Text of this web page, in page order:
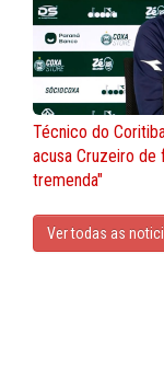
Técnico do
acusa Cruzeiro de
tremenda"
Ver todas as